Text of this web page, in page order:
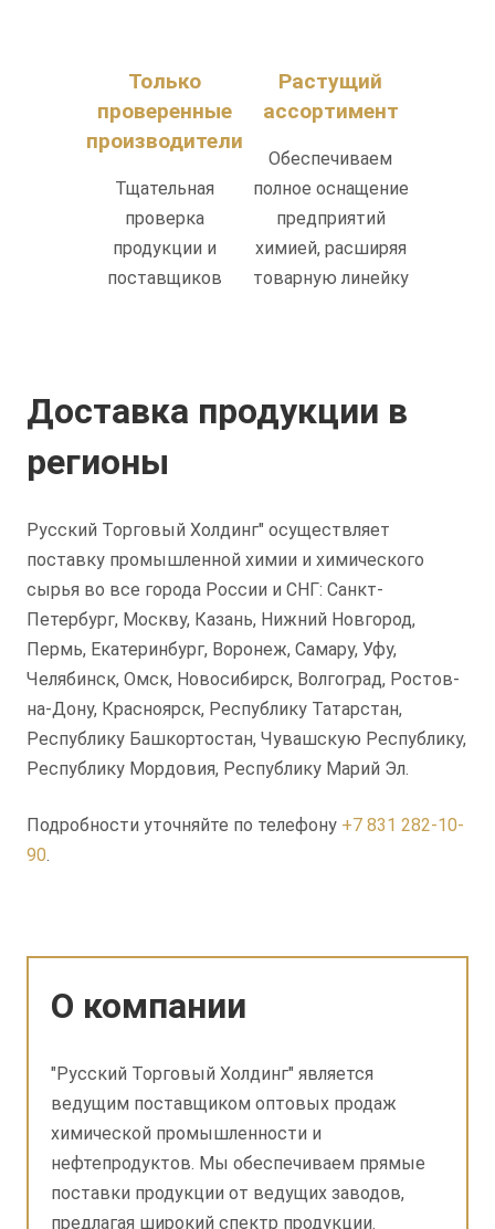
Только
проверенные
производители
Тщательная
проверка
продукции и
поставщиков
Растущий
ассортимент
Обеспечиваем
полное оснащение
предприятий
химией, расширяя
товарную линейку
Доставка продукции в
регионы
Русский Торговый Холдинг" осуществляет
поставку промышленной химии и химического
сырья во все города России и СНГ: Санкт-
Петербург, Москву, Казань, Нижний Новгород,
Пермь, Екатеринбург, Воронеж, Самару, Уфу,
Челябинск, Омск, Новосибирск, Волгоград, Ростов-
на-Дону, Красноярск, Республику Татарстан,
Республику Башкортостан, Чувашскую Республику,
Республику Мордовия, Республику Марий Эл.
Подробности уточняйте по телефону +7 831 282-10-
90.
О компании
"Русский Торговый Холдинг" является
ведущим поставщиком оптовых продаж
химической промышленности и
нефтепродуктов. Мы обеспечиваем прямые
поставки продукции от ведущих заводов,
предлагая широкий спектр продукции.